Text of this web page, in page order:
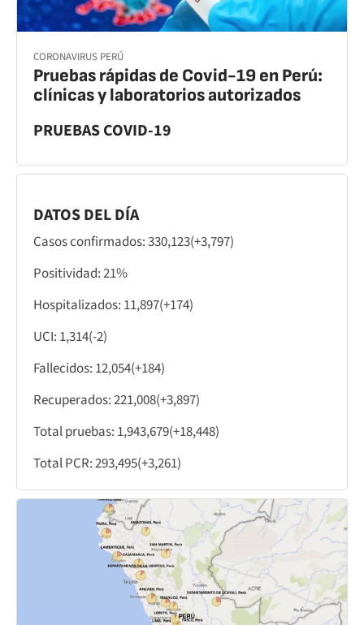
CORONAVIRUS PERÚ
Pruebas rápidas de Covid-19 en Perú:
clínicas y laboratorios autorizados
PRUEBAS COVID-19
DATOS DEL DÍA
Casos confirmados: 330,123(+3,797)
Positividad: 21%
Hospitalizados: 11,897(+174)
UCI: 1,314(-2)
Fallecidos: 12,054(+184)
Recuperados: 221,008(+3,897)
Total pruebas: 1,943,679(+18,448)
Total PCR: 293,495(+3,261)